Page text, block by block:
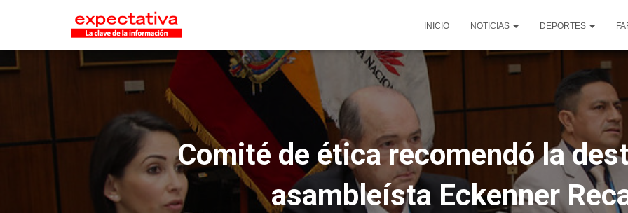
INICIO NOTICIAS DEPORTES
Comité de ética recomendó la
asambleísta Eckenner